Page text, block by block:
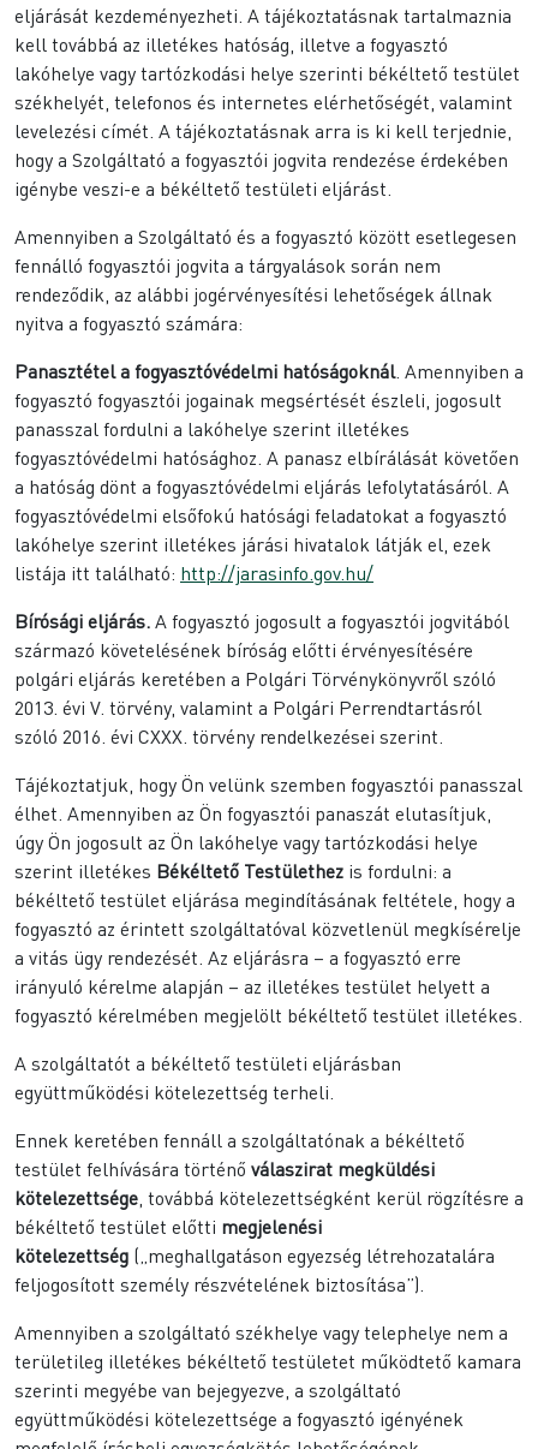
eljárását kezdeményezheti. A tájékoztatásnak tartalmaznia
kell továbbá az illetékes hatóság, illetve a fogyasztó
lakóhelye vagy tartózkodási helye szerinti békéltető testület
székhelyét, telefonos és internetes elérhetőségét, valamint
levelezési címét. A tájékoztatásnak arra is ki kell terjednie,
hogy a Szolgáltató a fogyasztói jogvita rendezése érdekében
igénybe veszi-e a békéltető testületi eljárást.
Amennyiben a Szolgáltató és a fogyasztó között esetlegesen
fennálló fogyasztói jogvita a tárgyalások során nem
rendeződik, az alábbi jogérvényesítési lehetőségek állnak
nyitva a fogyasztó számára:
Panasztétel a fogyasztóvédelmi hatóságoknál. Amennyiben a
fogyasztó fogyasztói jogainak megsértését észleli, jogosult
panasszal fordulni a lakóhelye szerint illetékes
fogyasztóvédelmi hatósághoz. A panasz elbírálását követően
a hatóság dönt a fogyasztóvédelmi eljárás lefolytatásáról. A
fogyasztóvédelmi elsőfokú hatósági feladatokat a fogyasztó
lakóhelye szerint illetékes járási hivatalok látják el, ezek
listája itt található: http://jarasinfo.gov.hu/
Bírósági eljárás.A fogyasztó jogosult a fogyasztói jogvitából
származó követelésének bíróság előtti érvényesítésére
polgári eljárás keretében a Polgári Törvénykönyvről szóló
2013. évi V. törvény, valamint a Polgári Perrendtartásról
szóló 2016. évi CXXX. törvény rendelkezései szerint.
Tájékoztatjuk, hogy Ön velünk szemben fogyasztói panasszal
élhet. Amennyiben az Ön fogyasztói panaszát elutasítjuk,
úgy Ön jogosult az Ön lakóhelye vagy tartózkodási helye
szerint illetékes Békéltető Testülethez is fordulni: a
békéltető testület eljárása megindításának feltétele, hogy a
fogyasztó az érintett szolgáltatóval közvetlenül megkísérelje
a vitás ügy rendezését. Az eljárásra – a fogyasztó erre
irányuló kérelme alapján – az illetékes testület helyett a
fogyasztó kérelmében megjelölt békéltető testület illetékes.
A szolgáltatót a békéltető testületi eljárásban
együttműködési kötelezettség terheli.
Ennek keretében fennáll a szolgáltatónak a békéltető
testület felhívására történő válaszirat megküldési
kötelezettsége , továbbá kötelezettségként kerül rögzítésre a
békéltető testület előtti megjelenési
kötelezettség („meghallgatáson egyezség létrehozatalára
feljogosított személy részvételének biztosítása”).
Amennyiben a szolgáltató székhelye vagy telephelye nem a
területileg illetékes békéltető testületet működtető kamara
szerinti megyébe van bejegyezve, a szolgáltató
együttműködési kötelezettsége a fogyasztó igényének